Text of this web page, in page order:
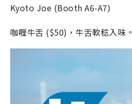
Kyoto Joe (Booth A6-A7)
咖喱牛舌 ($50)，牛舌軟稔入味。